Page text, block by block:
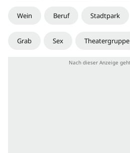
Wein Beruf Stadtpark
Grab Sex Theatergruppe